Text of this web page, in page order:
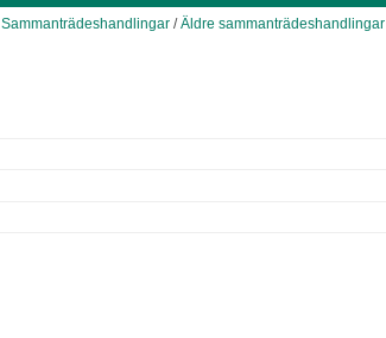
Sammanträdeshandlingar /Äldre sammanträdeshandlingar